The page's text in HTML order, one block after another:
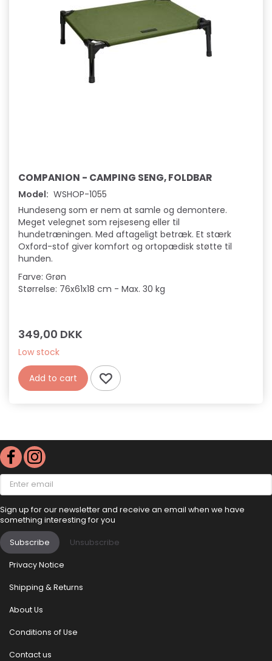
COMPANION - CAMPING SENG, FOLDBAR
Model: WSHOP-1055
Hundeseng som er nem at samle og demontere.
Meget velegnet som rejseseng eller til
hundetræningen. Med aftageligt betræk. Et stærk
Oxford-stof giver komfort og ortopædisk støtte til
hunden.
Farve: Grøn
Størrelse: 76x61x18 cm - Max. 30 kg
349,00 DKK
Low stock
Add to cart
Enter
email
Sign up for our newsletter and receive an email when we have
something interesting for you
Subscribe Unsubscribe
Privacy Notice
Shipping & Returns
About Us
Conditions of Use
Contact us